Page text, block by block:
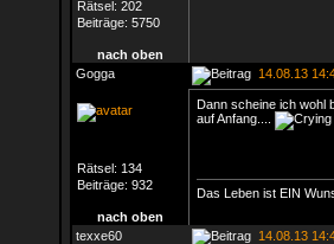
Rätsel: 202
Beiträge: 5750
nach oben
Gogga
14.08.13
Rätsel: 134
Beiträge: 932
Dann scheine ich wohl
auf Anfang....
Das Leben ist EIN
nach oben
texxe60
14.08.13